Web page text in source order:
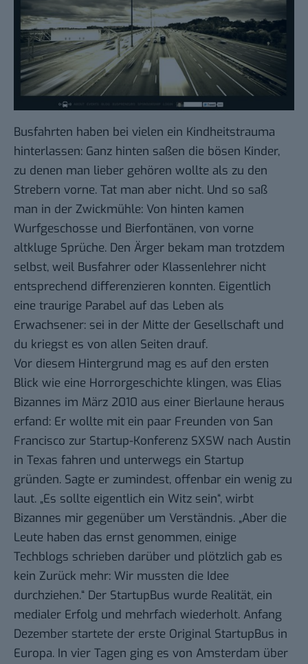
Busfahrten haben bei vielen ein Kindheitstrauma
hinterlassen: Ganz hinten saßen die bösen Kinder,
zu denen man lieber gehören wollte als zu den
Strebern vorne. Tat man aber nicht. Und so saß
man in der Zwickmühle: Von hinten kamen
Wurfgeschosse und Bierfontänen, von vorne
altkluge Sprüche. Den Ärger bekam man trotzdem
selbst, weil Busfahrer oder Klassenlehrer nicht
entsprechend differenzieren konnten. Eigentlich
eine traurige Parabel auf das Leben als
Erwachsener: sei in der Mitte der Gesellschaft und
du kriegst es von allen Seiten drauf.
Vor diesem Hintergrund mag es auf den ersten
Blick wie eine Horrorgeschichte klingen, was Elias
Bizannes im März 2010 aus einer Bierlaune heraus
erfand: Er wollte mit ein paar Freunden von San
Francisco zur Startup-Konferenz SXSW nach Austin
in Texas fahren und unterwegs ein Startup
gründen. Sagte er zumindest, offenbar ein wenig zu
laut. „Es sollte eigentlich ein Witz sein“, wirbt
Bizannes mir gegenüber um Verständnis. „Aber die
Leute haben das ernst genommen, einige
Techblogs schrieben darüber und plötzlich gab es
kein Zurück mehr: Wir mussten die Idee
durchziehen.“ Der StartupBus wurde Realität, ein
medialer Erfolg und mehrfach wiederholt. Anfang
Dezember startete der erste Original StartupBus in
Europa. In vier Tagen ging es von Amsterdam über